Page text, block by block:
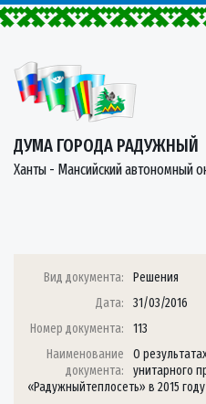
ДУМА ГОРОДА РАДУЖНЫЙ
Ханты - Мансийский автономный
Вид документа:
Решения
Дата:
31/03/2016
Номер документа:
113
Наименование
документа:
О
унитарного
«Радужныйтеплосеть» в 2015 году